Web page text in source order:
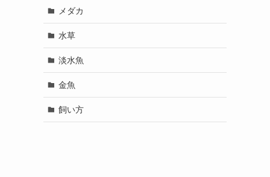
メダカ
水草
淡水魚
金魚
飼い方